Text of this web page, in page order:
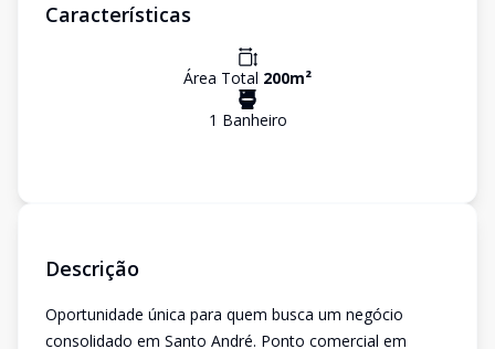
Características
Área Total 200m²
1 Banheiro
Descrição
Oportunidade única para quem busca um negócio
consolidado em Santo André. Ponto comercial em